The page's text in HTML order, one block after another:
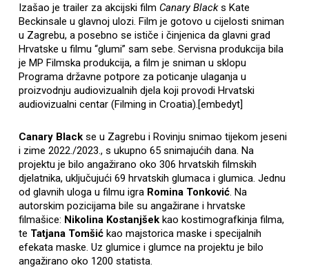
Izašao je trailer za akcijski film Canary Blacks Kate
Beckinsale u glavnoj ulozi. Film je gotovo u cijelosti sniman
u Zagrebu, a posebno se ističe i činjenica da glavni grad
Hrvatske u filmu “glumi” sam sebe. Servisna produkcija bila
je MP Filmska produkcija, a film je sniman u sklopu
Programa državne potpore za poticanje ulaganja u
proizvodnju audiovizualnih djela koji provodi Hrvatski
audiovizualni centar (Filming in Croatia).[embedyt]
Canary Blackse u Zagrebu i Rovinju snimao tijekom jeseni
i zime 2022./2023., s ukupno 65 snimajućih dana. Na
projektu je bilo angažirano oko 306 hrvatskih filmskih
djelatnika, uključujući 69 hrvatskih glumaca i glumica. Jednu
od glavnih uloga u filmu igra Romina Tonković. Na
autorskim pozicijama bile su angažirane i hrvatske
filmašice: Nikolina Kostanjšekkao kostimografkinja filma,
te Tatjana Tomšićkao majstorica maske i specijalnih
efekata maske. Uz glumice i glumce na projektu je bilo
angažirano oko 1200 statista.